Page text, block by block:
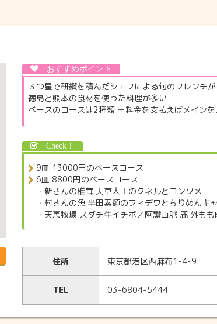
３つ星で研鑽を積んだシェフによる旬のフレンチ
徳島と熊本の食材を使った料理が多い
ベースのコースは2種類 ＋料金を支払えばメイン
9皿 13000円のベースコース
6皿 8800円のベースコース
・新さんの椎茸 天草大王のクネルとコンソメ
・村さんの魚 半田素麺のフィデワとちりめんキ
・天恵牧場 スダチ牛イチボ／阿讃山脈 鹿 外もも
住所 東京都港区西麻布1-4-9
TEL 03-6804-5444